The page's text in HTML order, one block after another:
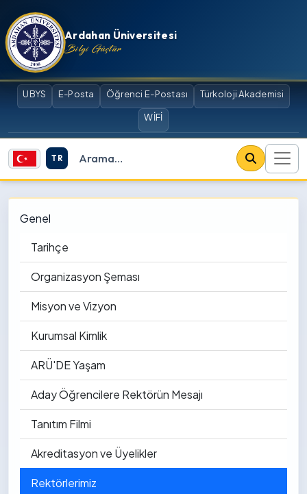
İçeriğe atla
Ardahan Üniversitesi
Bilgi Güçtür
UBYS E-Posta Öğrenci E-Postası Türkoloji Akademisi
WİFİ
TR
Site içi arama
Genel
Tarihçe
Organizasyon Şeması
Misyon ve Vizyon
Kurumsal Kimlik
ARÜ'DE Yaşam
Aday Öğrencilere Rektörün Mesajı
Tanıtım Filmi
Akreditasyon ve Üyelikler
Rektörlerimiz